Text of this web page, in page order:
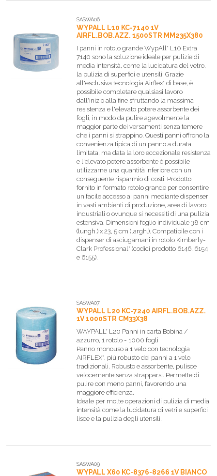
SASWA06
WYPALL L10 KC-7140 1V
AIRFL.BOB.AZZ. 1500STR MM235X380
I panni in rotolo grande WypAll* L10 Extra
7140 sono la soluzione ideale per pulizie di
media intensità, come la lucidatura del vetro,
la pulizia di superfici e utensili. Grazie
all'esclusiva tecnologia Airflex* di base, è
possibile completare qualsiasi lavoro
dall'inizio alla fine sfruttando la massima
resistenza e l'elevato potere assorbente dei
fogli, in modo da pulire agevolmente la
maggior parte dei versamenti senza temere
che i panni si strappino. Questi panni offrono la
convenienza tipica di un panno a durata
limitata, ma data la loro eccezionale resistenza
e l'elevato potere assorbente è possibile
utilizzarne una quantità inferiore con un
conseguente risparmio di costi. Prodotto
fornito in formato rotolo grande per consentire
un facile accesso ai panni mediante dispenser
in vasti ambienti di produzione, aree di lavoro
industriali o ovunque si necessiti di una pulizia
estensiva. Dimensioni foglio individuale 38 cm
(lungh.) x 23, 5 cm (largh.). Compatibile con i
dispenser di asciugamani in rotolo Kimberly-
Clark Professional* (codici prodotto 6146, 6154
e 6155).
SASWA07
WYPALL L20 KC-7240 AIRFL.BOB.AZZ.
1V 1000STR CM33X38
WAYPALL* L20 Panni in carta Bobina /
azzurro, 1 rotolo = 1000 fogli
Panno monouso a 1 velo con tecnologia
AIRFLEX*, più robusto dei panni a 1 velo
tradizionali. Robusto e assorbente, pulisce
velocemente senza strapparsi. Permette di
pulire con meno panni, favorendo una
maggiore efficienza.
Ideale per molte operazioni di pulizia di media
intensità come la lucidatura di vetri e superfici
lisce e la pulizia degli utensili.
SASWA09
WYPALL X60 KC-8376-8266 1V BIANCO